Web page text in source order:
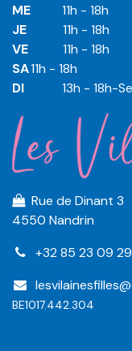
ME
​11h - 18h
JE
​​11h - 18h
VE
​​​11h - 18h
SA​​​11h - 18h
DI
13h - 18h-
Rue de Dinant 3
4550 Nandrin
+32 85 23 09 29
BE1017.442.304